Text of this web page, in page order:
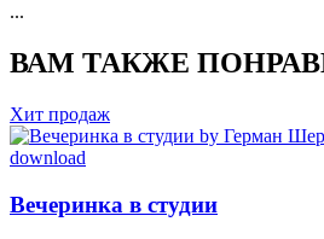
...
ВАМ ТАКЖЕ
Хит продаж
Вечеринка в студии